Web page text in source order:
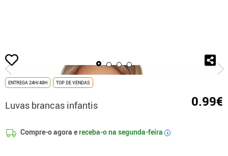
início
ENTREGA 24H/48H TOP DE VENDAS
Luvas brancas infantis 0.99€
Compre-o agora ereceba-o na segunda-feira i